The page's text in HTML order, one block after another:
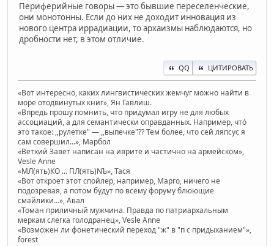
Периферийные говоры — это бывшие переселенческие,
они монотонны. Если до них не доходит инновация из
нового центра иррадиации, то архаизмы наблюдаются, но
дробности нет, в этом отличие.
QQ ЦИТИРОВАТЬ
«Вот интересно, каких лингвистических жемчуг можно найти в
море отодвинутых книг», Ян Гавлиш.
«Впредь прошу помнить, что придумал игру не для любых
ассоциаций, а для семантически оправданных. Например, чтó
это такое: ,,рулетке" — ,,выпечке"?? Тем более, что сей ляпсус я
сам совершил...», Марбол
«Ветхий Завет написан на иврите и частично на армейском»,
Vesle Anne
«МЛ(ять)КО ... ПЛ(ять)NЪ», Тася
«Вот откроет этот спойлер, например, Марго, ничего не
подозревая, а потом будут по всему форуму блюющие
смайлики...», Авал
«Томан приличный мужчина. Правда по патриархальным
меркам слегка голодранец», Vesle Anne
«Возможен ли фонетический переход "ж" в "п с придыханием"»,
forest